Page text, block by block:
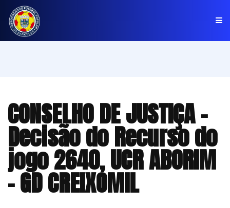
COMPETIÇÕES
NOTÍCIAS
COMUNICADOS
CLUBES
CONSELHO DE JUSTIÇA -
Decisão do Recurso do
jogo 2640, UCR ABORIM
- GD CREIXOMIL